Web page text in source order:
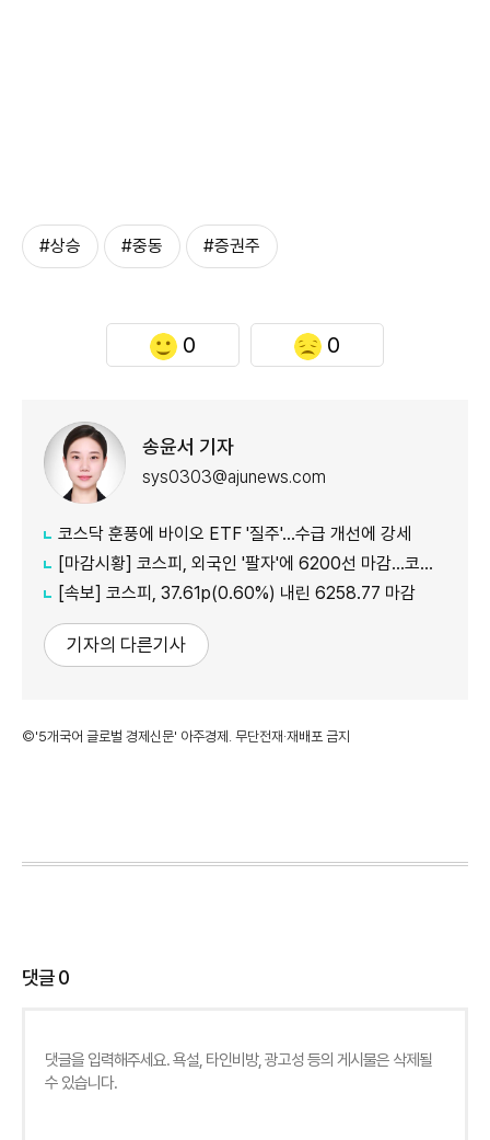
#상승 #중동 #증권주
0 0
송윤서 기자
sys0303@ajunews.com
코스닥 훈풍에 바이오 ETF '질주'…수급 개선에 강세
[마감시황] 코스피, 외국인 '팔자'에 6200선 마감…코스닥도 하락
[속보] 코스피, 37.61p(0.60%) 내린 6258.77 마감
기자의 다른기사
©'5개국어 글로벌 경제신문' 아주경제. 무단전재·재배포 금지
댓글0